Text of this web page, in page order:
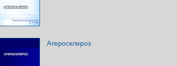
Атеросклероз